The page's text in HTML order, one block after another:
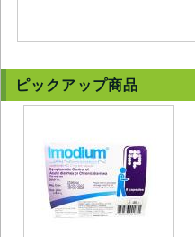
ピックアップ商品